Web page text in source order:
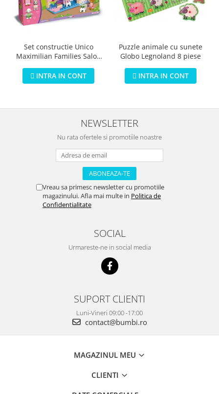
Set constructie Unico
Maximilian Families Salon
INTRA IN CONT
Puzzle animale cu sunete
Globo Legnoland 8 piese
INTRA IN CONT
NEWSLETTER
Nu rata ofertele si promotiile noastre
Vreau sa primesc newsletter cu promotiile
magazinului. Afla mai multe in Politica de
Confidentialitate
SOCIAL
Urmareste-ne in social media
SUPORT CLIENTI
Luni-Vineri 09:00 -17:00
contact@bumbi.ro
MAGAZINUL MEU
CLIENTI